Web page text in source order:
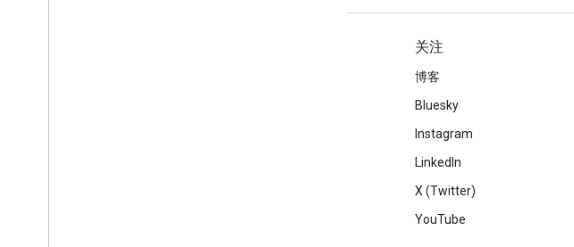
关注
博客
Bluesky
Instagram
LinkedIn
X (Twitter)
YouTube